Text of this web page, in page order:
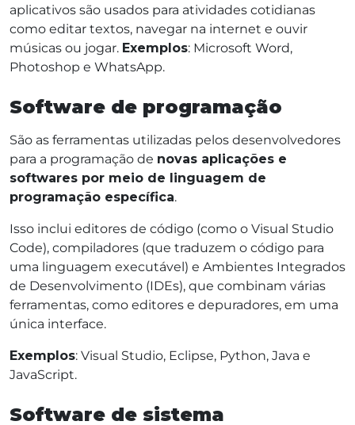
aplicativos são usados para atividades cotidianas
como editar textos, navegar na internet e ouvir
músicas ou jogar. Exemplos: Microsoft Word,
Photoshop e WhatsApp.
Software de programação
São as ferramentas utilizadas pelos desenvolvedores
para a programação de novas aplicações e
softwares por meio de linguagem de
programação específica.
Isso inclui editores de código (como o Visual Studio
Code), compiladores (que traduzem o código para
uma linguagem executável) e Ambientes Integrados
de Desenvolvimento (IDEs), que combinam várias
ferramentas, como editores e depuradores, em uma
única interface.
Exemplos: Visual Studio, Eclipse, Python, Java e
JavaScript.
Software de sistema